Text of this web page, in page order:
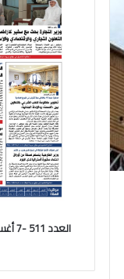
العدد 511 -7 أغسطس 2026 - السنة الثالثة